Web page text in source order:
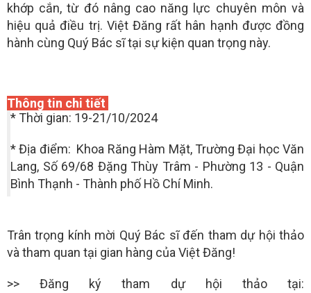
khớp cắn, từ đó nâng cao năng lực chuyên môn và
hiệu quả điều trị. Việt Đăng rất hân hạnh được đồng
hành cùng Quý Bác sĩ tại sự kiện quan trọng này.
Thông tin chi tiết
* Thời gian: 19-21/10/2024
* Địa điểm: Khoa Răng Hàm Mặt, Trường Đại học Văn
Lang, Số 69/68 Đặng Thùy Trâm - Phường 13 - Quận
Bình Thạnh - Thành phố Hồ Chí Minh.
Trân trọng kính mời Quý Bác sĩ đến tham dự hội thảo
và tham quan tại gian hàng của Việt Đăng!
>> Đăng ký tham dự hội thảo tại: